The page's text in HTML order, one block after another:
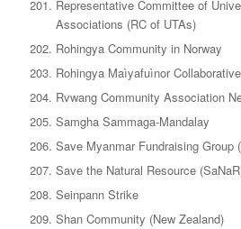
Representative Committee of
Associations (RC of UTAs)
Rohingya Community in Norway
Rohingya Maìyafuìnor
Rvwang Community Association
Samgha Sammaga-Mandalay
Save Myanmar Fundraising Group
Save the Natural Resource
Seinpann Strike
Shan Community (New Zealand)